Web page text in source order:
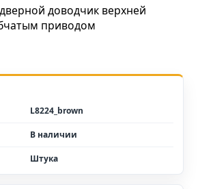
доводчик верхней
приводом
L8224_brown
В наличии
Штука